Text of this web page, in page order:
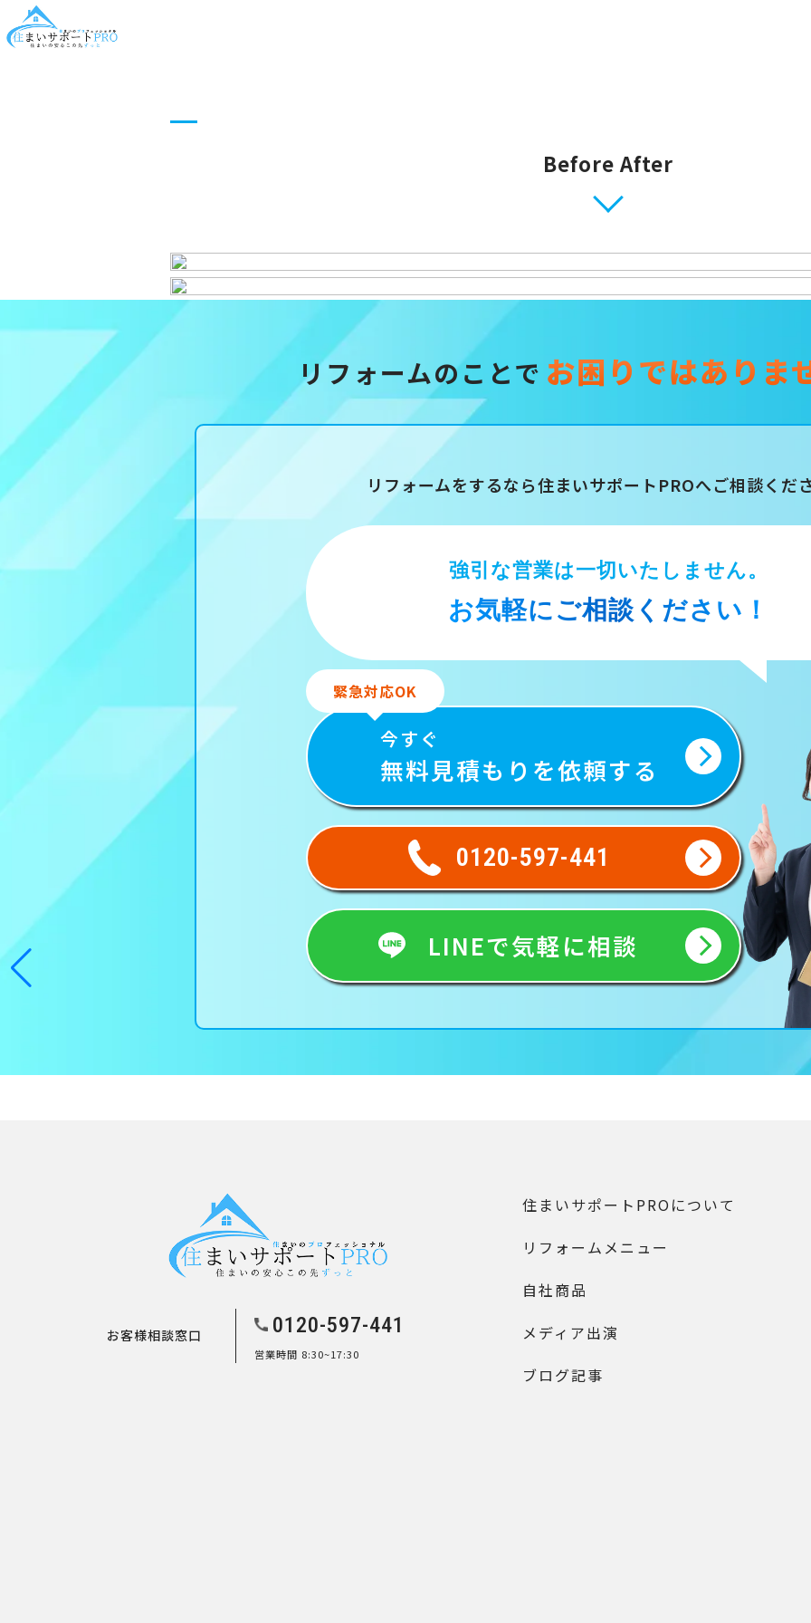
Before After
before
after
リフォームのことで お困りではありま
リフォームをするなら住まいサポートPROへご相談くだ
強引な営業は一切いたしません。
お気軽にご相談ください！
緊急対応OK
今すぐ
無料見積もりを依頼する
0120-597-441
LINEで気軽に相談
住まいサポートPROについて
リフォームメニュー
自社商品
メディア出演
ブログ記事
お客様相談窓口 0120-597-441
営業時間 8:30~17:30